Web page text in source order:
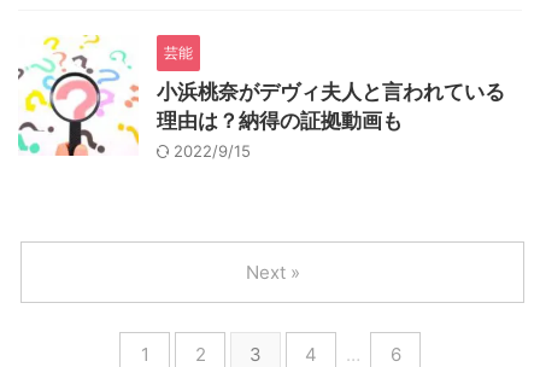
芸能
小浜桃奈がデヴィ夫人と言われている
理由は？納得の証拠動画も
2022/9/15
1 2 3 4 … 6
Next »